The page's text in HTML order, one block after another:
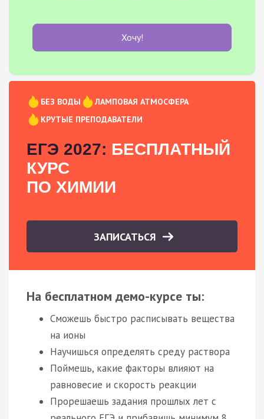
Хочу!
БЕЗ ВОДЫ
ЛАМПОВАЯ АТМОСФЕРА
КРУТЫЕ ПРЕПОДАВАТЕЛИ
ЕГЭ 2027: БЕСПЛАТНЫЙ
КУРС
ПО ХИМИИ
ЗАПИСАТЬСЯ
На бесплатном демо-курсе ты:
Сможешь быстро расписывать вещества
на ионы
Научишься определять среду раствора
Поймешь, какие факторы влияют на
равновесие и скорость реакции
Прорешаешь задания прошлых лет с